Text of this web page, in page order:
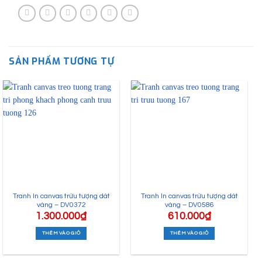
SẢN PHẨM TƯƠNG TỰ
Tranh In canvas trừu tượng dát
vàng – DV0372
1.300.000₫
THÊM VÀO GIỎ
Tranh In canvas trừu tượng dát
vàng – DV0586
610.000₫
THÊM VÀO GIỎ